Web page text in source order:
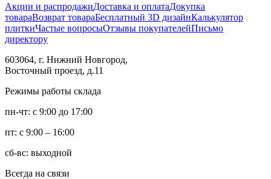
Акции и распродажиДоставка и оплатаДокупка
товараВозврат товараБесплатный 3D дизайнКалькулятор
плиткиЧастые вопросыОтзывы покупателейПисьмо
директору
603064, г. Нижний Новгород,
Восточный проезд, д.11
Режимы работы склада
пн-чт: с 9:00 до 17:00
пт: с 9:00 – 16:00
сб-вс: выходной
Всегда на связи